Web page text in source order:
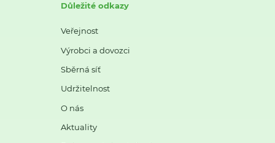
Důležité odkazy
Veřejnost
Výrobci a dovozci
Sběrná síť
Udržitelnost
O nás
Aktuality